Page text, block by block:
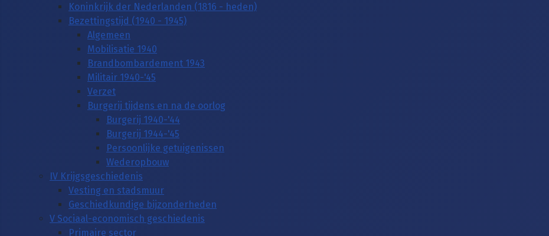
Koninkrijk der Nederlanden (1816 - heden)
Bezettingstijd (1940 - 1945)
Algemeen
Mobilisatie 1940
Brandbombardement 1943
Militair 1940-'45
Verzet
Burgerij tijdens en na de oorlog
Burgerij 1940-'44
Burgerij 1944-'45
Persoonlijke getuigenissen
Wederopbouw
IV Krijgsgeschiedenis
Vesting en stadsmuur
Geschiedkundige bijzonderheden
V Sociaal-economisch geschiedenis
Primaire sector